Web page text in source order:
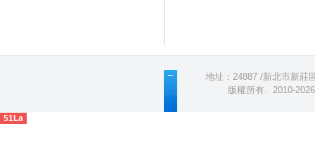
地址：24887 /新北市新
版權所有. 2010-
51La